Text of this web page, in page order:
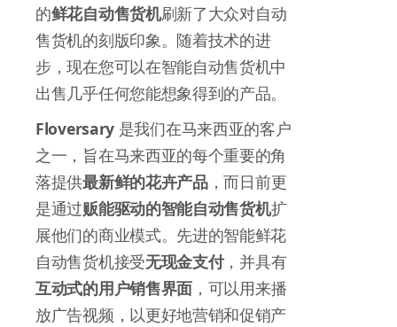
的鲜花自动售货机刷新了大众对自动
售货机的刻版印象。随着技术的进
步，现在您可以在智能自动售货机中
出售几乎任何您能想象得到的产品。
Floversary 是我们在马来西亚的客户
之一，旨在马来西亚的每个重要的角
落提供最新鲜的花卉产品，而日前更
是通过贩能驱动的智能自动售货机扩
展他们的商业模式。先进的智能鲜花
自动售货机接受无现金支付，并具有
互动式的用户销售界面 ，可以用来播
放广告视频，以更好地营销和促销产